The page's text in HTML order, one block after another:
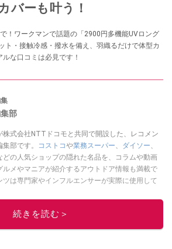
バーも叶う！
！ワークマンで話題の「2900円多機能UVロング
ト・接触冷感・撥水を備え、羽織るだけで体型カ
な口コミは必見です！
部
株式会社NTTドコモと共同で開設した、レコメン
部です。
コストコや業務スーパー、 ダイソー、
どの人気ショップの隠れた名品を、コラムや動画
ルメやマニアが紹介するアウトドア情報も満載で
は専門家やインフルエンサーが実際に使用して
続きを読む＞